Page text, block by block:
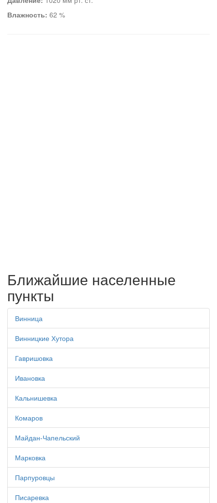
Влажность: 62 %
Ближайшие населенные
пункты
Винница
Винницкие Хутора
Гавришовка
Ивановка
Кальнишевка
Комаров
Майдан-Чапельский
Марковка
Парпуровцы
Писаревка